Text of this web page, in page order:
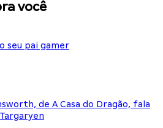
você
seu pai gamer
de A Casa do Dragão, fala